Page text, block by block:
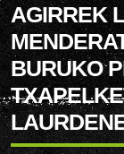
AGIRREK
BURUKO